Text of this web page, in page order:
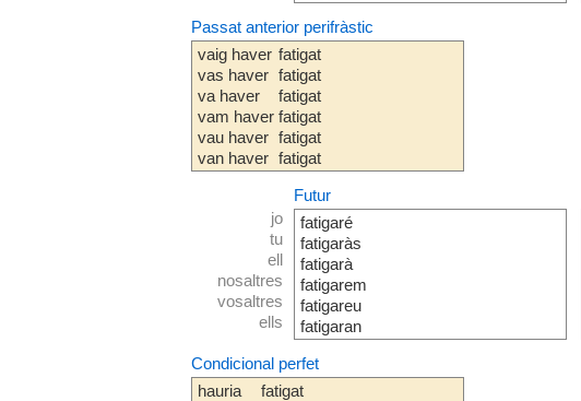
Passat anterior perifràstic
vaig haver
vas haver
va haver
vam haver
vau haver
van haver
fatigat
fatigat
fatigat
fatigat
fatigat
fatigat
jo
tu
ell
nosaltres
vosaltres
ells
Futur
fatigaré
fatigaràs
fatigarà
fatigarem
fatigareu
fatigaran
Condicional perfet
hauria
fatigat